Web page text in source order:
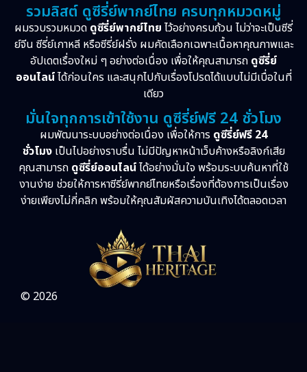
รวมลิสต์ ดูซีรี่ย์พากย์ไทย ครบทุกหมวดหมู่
ผมรวบรวมหมวด ดูซีรี่ย์พากย์ไทย ไว้อย่างครบถ้วน ไม่ว่าจะเป็นซีรี่
ย์จีน ซีรี่ย์เกาหลี หรือซีรี่ย์ฝรั่ง ผมคัดเลือกเฉพาะเนื้อหาคุณภาพและ
อัปเดตเรื่องใหม่ ๆ อย่างต่อเนื่อง เพื่อให้คุณสามารถ ดูซีรี่ย์
ออนไลน์ได้ก่อนใคร และสนุกไปกับเรื่องโปรดได้แบบไม่มีเบื่อในที่
เดียว
มั่นใจทุกการเข้าใช้งาน ดูซีรี่ย์ฟรี 24 ชั่วโมง
ผมพัฒนาระบบอย่างต่อเนื่อง เพื่อให้การ ดูซีรี่ย์ฟรี 24
ชั่วโมงเป็นไปอย่างราบรื่น ไม่มีปัญหาหน้าเว็บค้างหรือลิงก์เสีย
คุณสามารถ ดูซีรี่ย์ออนไลน์ได้อย่างมั่นใจ พร้อมระบบค้นหาที่ใช้
งานง่าย ช่วยให้การหาซีรี่ย์พากย์ไทยหรือเรื่องที่ต้องการเป็นเรื่อง
ง่ายเพียงไม่กี่คลิก พร้อมให้คุณสัมผัสความบันเทิงได้ตลอดเวลา
© 2026